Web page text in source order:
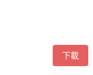
下載